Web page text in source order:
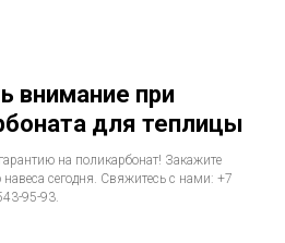
внимание при
для теплицы
на поликарбонат! Закажите
сегодня. Свяжитесь с нами: +7
95-93.